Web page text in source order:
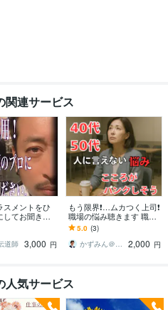
関連サービス
スメントをひ
してお聞きし
で相談に乗っ
組合役員が
します☆
道師 3,000 円
もう限界❗️…ムカつく上司❗️
職場の悩み聴きます 職場
つらい❗️誰にも言えない❗️チ
ャットでゆっくり何度も
相談
5.0 (3)
かずみん＠人生のモヤモヤ解消アドバイザー
2,000 円
人気サービス